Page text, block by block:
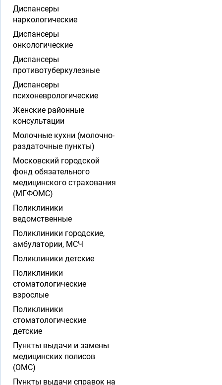
Диспансеры
наркологические
Диспансеры
онкологические
Диспансеры
противотуберкулезные
Диспансеры
психоневрологические
Женские районные
консультации
Молочные кухни (молочно-
раздаточные пункты)
Московский городской
фонд обязательного
медицинского страхования
(МГФОМС)
Поликлиники
ведомственные
Поликлиники городские,
амбулатории, МСЧ
Поликлиники детские
Поликлиники
стоматологические
взрослые
Поликлиники
стоматологические
детские
Пункты выдачи и замены
медицинских полисов
(ОМС)
Пункты выдачи справок на